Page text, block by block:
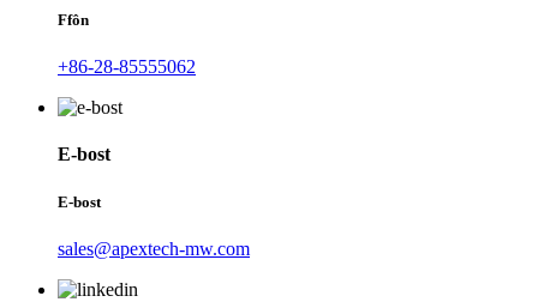
Ffôn
+86-28-85555062
E-bost
E-bost
sales@apextech-mw.com